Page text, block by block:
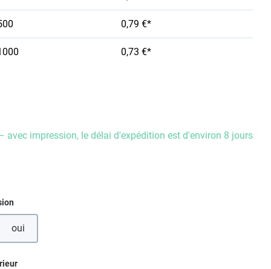
0,79 €*
0,73 €*
avec impression, le délai d'expédition est d'environ 8 jours
oui